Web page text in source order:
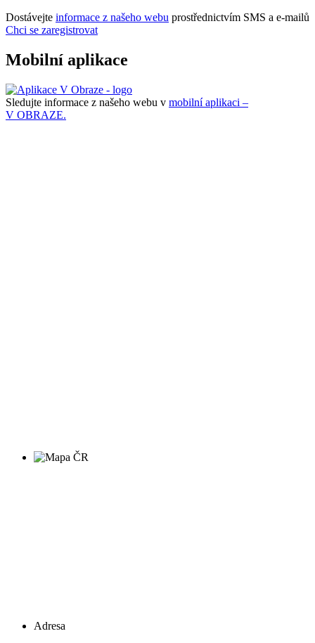
Dostávejte informace z našeho webu prostřednictvím SMS a e-mailů
Chci se zaregistrovat
Mobilní aplikace
Sledujte informace z našeho webu v mobilní aplikaci –
V OBRAZE.
Adresa